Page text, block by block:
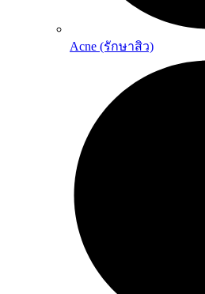
Acne (รักษาสิว)